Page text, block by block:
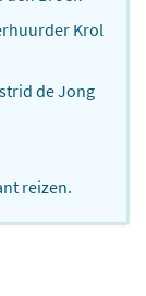
Krol
de Jong
reizen.